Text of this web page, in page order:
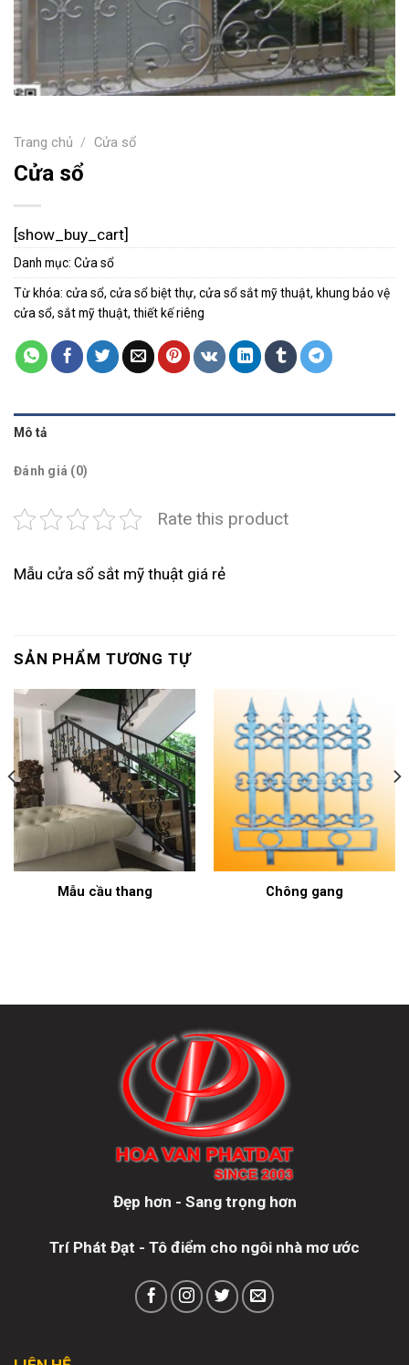
Trang chủ / Cửa sổ
Cửa sổ
[show_buy_cart]
Danh mục: Cửa sổ
Từ khóa: cửa sổ, cửa sổ biệt thự, cửa sổ sắt mỹ thuật, khung bảo vệ
cửa sổ, sắt mỹ thuật, thiết kế riêng
Mô tả
Đánh giá (0)
Rate this product
Mẫu cửa sổ sắt mỹ thuật giá rẻ
SẢN PHẨM TƯƠNG TỰ
Mẫu cầu thang Chông gang
Đẹp hơn - Sang trọng hơn
Trí Phát Đạt - Tô điểm cho ngôi nhà mơ ước